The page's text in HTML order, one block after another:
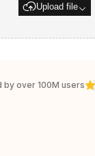
Upload file
by over 100M users